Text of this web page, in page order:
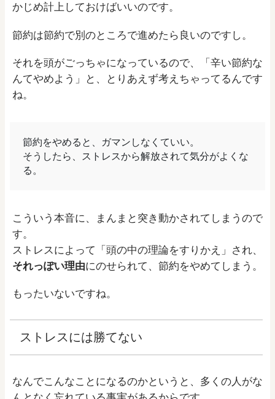
かじめ計上しておけばいいのです。
節約は節約で別のところで進めたら良いのですし。
それを頭がごっちゃになっているので、「辛い節約な
んてやめよう」と、とりあえず考えちゃってるんです
ね。
節約をやめると、ガマンしなくていい。
そうしたら、ストレスから解放されて気分がよくな
る。
こういう本音に、まんまと突き動かされてしまうので
す。
ストレスによって「頭の中の理論をすりかえ」され、
それっぽい理由にのせられて、節約をやめてしまう。
もったいないですね。
ストレスには勝てない
なんでこんなことになるのかというと、多くの人がな